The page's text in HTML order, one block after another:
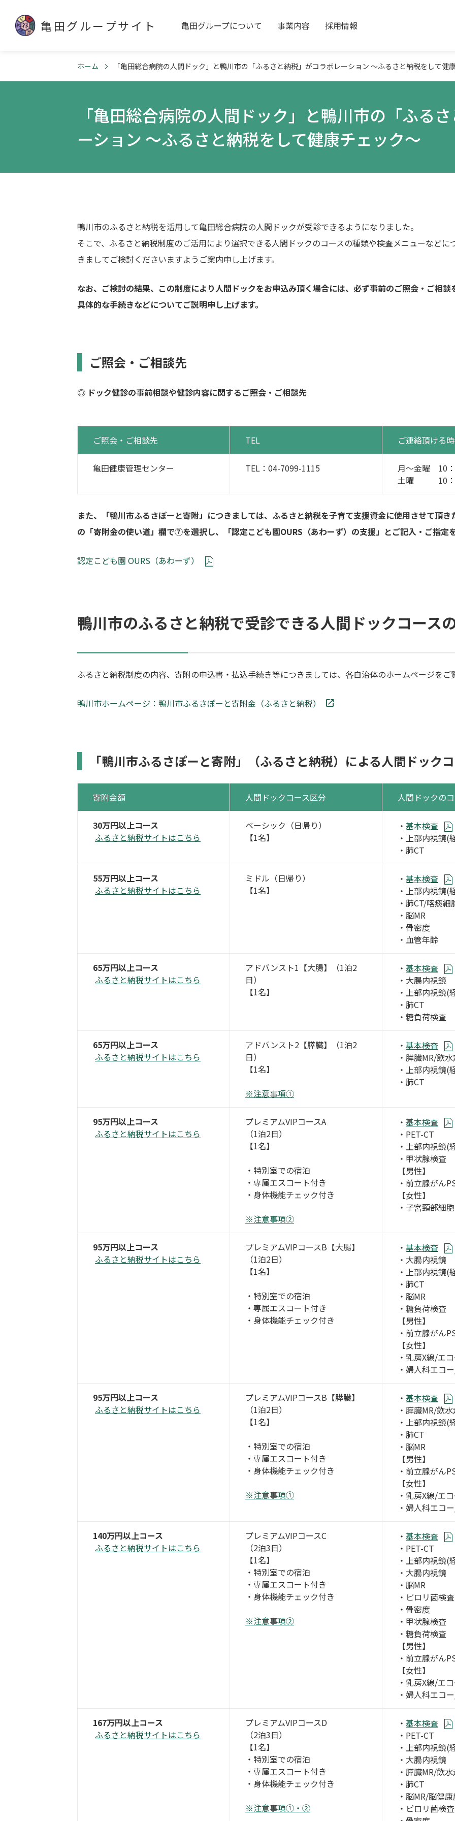
亀田グループサイト 亀田グループについて 事業内容 採用情報
ホーム 「亀田総合病院の人間ドック」と鴨川市の「ふるさと納税」がコラボレーション ～ふるさと納税をして健
「亀田総合病院の人間ドック」と鴨川市の「ふる
ーション ～ふるさと納税をして健康チェック～
鴨川市のふるさと納税を活用して亀田総合病院の人間ドックが受診できるようになりました。
そこで、ふるさと納税制度のご活用により選択できる人間ドックのコースの種類や検査メニューなど
きましてご検討くださいますようご案内申し上げます。
なお、ご検討の結果、この制度により人間ドックをお申込み頂く場合には、必ず事前のご照会・ご相
具体的な手続きなどについてご説明申し上げます。
ご照会・ご相談先
◎ ドック健診の事前相談や健診内容に関するご照会・ご相談先
ご照会・ご相談先 TEL ご連絡頂ける
亀田健康管理センター TEL：04-7099-1115
月～金曜 10：
土曜 10：00
また、「鴨川市ふるさぽーと寄附」につきましては、ふるさと納税を子育て支援資金に使用させて頂き
の「寄附金の使い道」欄で⑦を選択し、「認定こども園OURS（あわーず）の支援」とご記入・ご指定
認定こども園 OURS（あわーず）
鴨川市のふるさと納税で受診できる人間ドックコース
ふるさと納税制度の内容、寄附の申込書・払込手続き等につきましては、各自治体のホームページをご
鴨川市ホームページ：鴨川市ふるさぽーと寄附金（ふるさと納税）
「鴨川市ふるさぽーと寄附」（ふるさと納税）による人間ドック
寄附金額 人間ドックコース区分 人間ドックの
30万円以上コース
ふるさと納税サイトはこちら
ベーシック（日帰り）
【1名】
・ 基本検査
・上部内視鏡(
・肺CT
55万円以上コース
ふるさと納税サイトはこちら
ミドル（日帰り）
【1名】
・ 基本検査
・上部内視鏡(
・肺CT/喀痰細
・脳MR
・骨密度
・血管年齢
65万円以上コース
ふるさと納税サイトはこちら
アドバンスト1【大腸】（1泊2
日）
【1名】
・ 基本検査
・大腸内視鏡
・上部内視鏡(
・肺CT
・糖負荷検査
65万円以上コース
ふるさと納税サイトはこちら
アドバンスト2【膵臓】（1泊2
日）
【1名】
※注意事項①
・ 基本検査
・膵臓MR/飲
・上部内視鏡(
・肺CT
95万円以上コース
ふるさと納税サイトはこちら
プレミアムVIPコースA
（1泊2日）
【1名】
・特別室での宿泊
・専属エスコート付き
・身体機能チェック付き
※注意事項②
・ 基本検査
・PET-CT
・上部内視鏡(
・甲状腺検査
【男性】
・前立腺がん
【女性】
・子宮頸部細
95万円以上コース
ふるさと納税サイトはこちら
プレミアムVIPコースB【大腸】
（1泊2日）
【1名】
・特別室での宿泊
・専属エスコート付き
・身体機能チェック付き
・ 基本検査
・大腸内視鏡
・上部内視鏡(
・肺CT
・脳MR
・糖負荷検査
【男性】
・前立腺がん
【女性】
・乳房X線/エ
・婦人科エコ
95万円以上コース
ふるさと納税サイトはこちら
プレミアムVIPコースB【膵臓】
（1泊2日）
【1名】
・特別室での宿泊
・専属エスコート付き
・身体機能チェック付き
※注意事項①
・ 基本検査
・膵臓MR/飲
・上部内視鏡(
・肺CT
・脳MR
【男性】
・前立腺がん
【女性】
・乳房X線/エ
・婦人科エコ
140万円以上コース
ふるさと納税サイトはこちら
プレミアムVIPコースC
（2泊3日）
【1名】
・特別室での宿泊
・専属エスコート付き
・身体機能チェック付き
※注意事項②
・ 基本検査
・PET-CT
・上部内視鏡(
・大腸内視鏡
・脳MR
・ピロリ菌検査
・骨密度
・甲状腺検査
・糖負荷検査
【男性】
・前立腺がん
【女性】
・乳房X線/エ
・婦人科エコ
167万円以上コース
ふるさと納税サイトはこちら
プレミアムVIPコースD
（2泊3日）
【1名】
・特別室での宿泊
・専属エスコート付き
・身体機能チェック付き
※注意事項①・②
・ 基本検査
・PET-CT
・上部内視鏡(
・大腸内視鏡
・膵臓MR/飲
・肺CT
・脳MR/脳健
・ピロリ菌検査